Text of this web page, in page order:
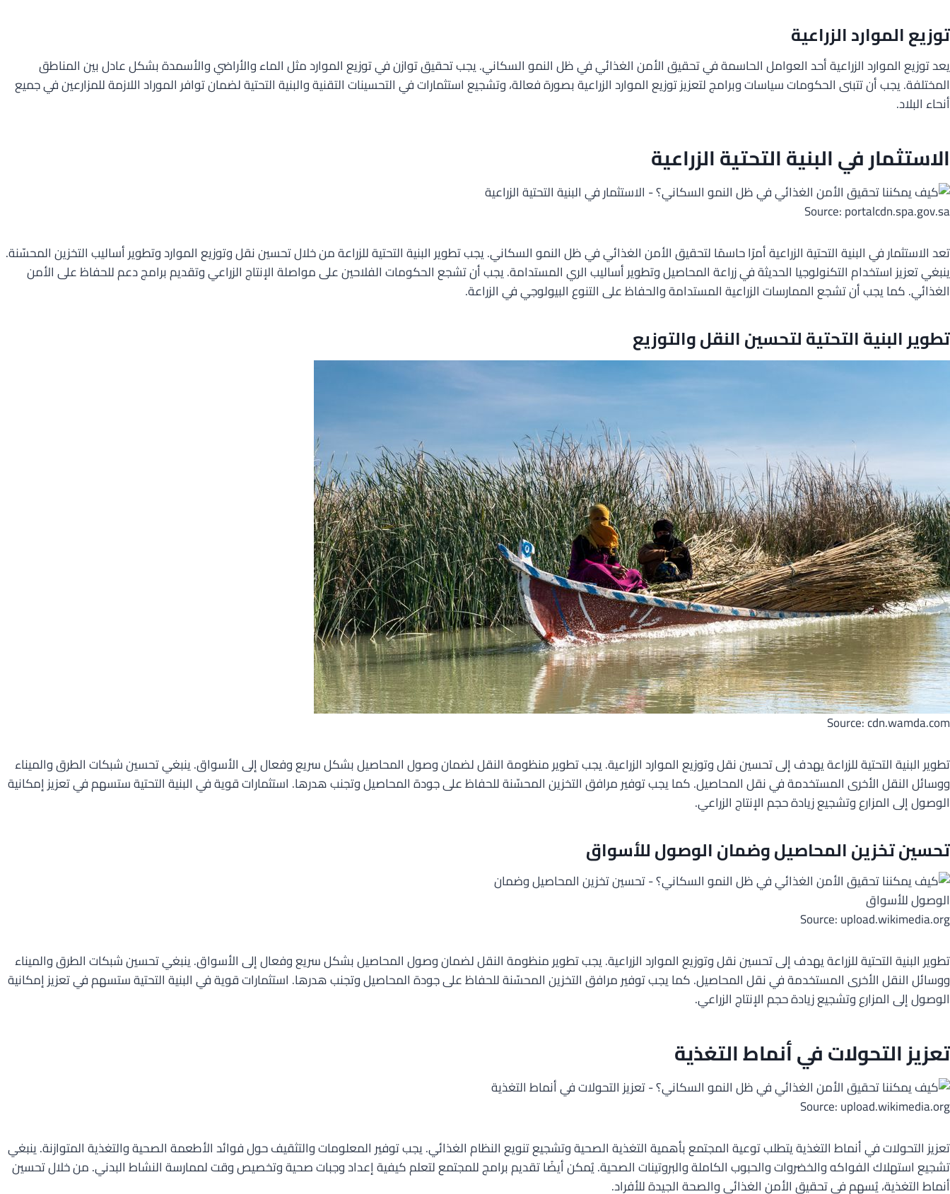
توزيع الموارد الزراعية
يعد توزيع الموارد الزراعية أحد العوامل الحاسمة في تحقيق الأمن الغذائي في ظل النمو السكاني. يجب تحقيق توازن في توزيع الموارد مثل الماء والأراضي والأسمدة بشكل عادل بين المناطق
المختلفة. يجب أن تتبنى الحكومات سياسات وبرامج لتعزيز توزيع الموارد الزراعية بصورة فعالة، وتشجيع استثمارات في التحسينات التقنية والبنية التحتية لضمان توافر الموراد اللازمة للمزارعين في جميع
أنحاء البلاد.
الاستثمار في البنية التحتية الزراعية
Source: portalcdn.spa.gov.sa
تعد الاستثمار في البنية التحتية الزراعية أمرًا حاسمًا لتحقيق الأمن الغذائي في ظل النمو السكاني. يجب تطوير البنية التحتية للزراعة من خلال تحسين نقل وتوزيع الموارد وتطوير أساليب التخزين المحسّنة.
ينبغي تعزيز استخدام التكنولوجيا الحديثة في زراعة المحاصيل وتطوير أساليب الري المستدامة. يجب أن تشجع الحكومات الفلاحين على مواصلة الإنتاج الزراعي وتقديم برامج دعم للحفاظ على الأمن
الغذائي. كما يجب أن تشجع الممارسات الزراعية المستدامة والحفاظ على التنوع البيولوجي في الزراعة.
تطوير البنية التحتية لتحسين النقل والتوزيع
Source: cdn.wamda.com
تطوير البنية التحتية للزراعة يهدف إلى تحسين نقل وتوزيع الموارد الزراعية. يجب تطوير منظومة النقل لضمان وصول المحاصيل بشكل سريع وفعال إلى الأسواق. ينبغي تحسين شبكات الطرق والميناء
ووسائل النقل الأخرى المستخدمة في نقل المحاصيل. كما يجب توفير مرافق التخزين المحسّنة للحفاظ على جودة المحاصيل وتجنب هدرها. استثمارات قوية في البنية التحتية ستسهم في تعزيز إمكانية
الوصول إلى المزارع وتشجيع زيادة حجم الإنتاج الزراعي.
تحسين تخزين المحاصيل وضمان الوصول للأسواق
Source: upload.wikimedia.org
تطوير البنية التحتية للزراعة يهدف إلى تحسين نقل وتوزيع الموارد الزراعية. يجب تطوير منظومة النقل لضمان وصول المحاصيل بشكل سريع وفعال إلى الأسواق. ينبغي تحسين شبكات الطرق والميناء
ووسائل النقل الأخرى المستخدمة في نقل المحاصيل. كما يجب توفير مرافق التخزين المحسّنة للحفاظ على جودة المحاصيل وتجنب هدرها. استثمارات قوية في البنية التحتية ستسهم في تعزيز إمكانية
الوصول إلى المزارع وتشجيع زيادة حجم الإنتاج الزراعي.
تعزيز التحولات في أنماط التغذية
Source: upload.wikimedia.org
تعزيز التحولات في أنماط التغذية يتطلب توعية المجتمع بأهمية التغذية الصحية وتشجيع تنويع النظام الغذائي. يجب توفير المعلومات والتثقيف حول فوائد الأطعمة الصحية والتغذية المتوازنة. ينبغي
تشجيع استهلاك الفواكه والخضروات والحبوب الكاملة والبروتينات الصحية. يُمكن أيضًا تقديم برامج للمجتمع لتعلم كيفية إعداد وجبات صحية وتخصيص وقت لممارسة النشاط البدني. من خلال تحسين
أنماط التغذية، يُسهم في تحقيق الأمن الغذائي والصحة الجيدة للأفراد.